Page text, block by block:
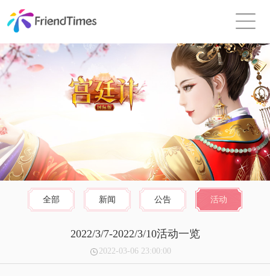
全部 新闻 公告 活动
2022/3/7-2022/3/10活动一览
2022-03-06 23:00:00